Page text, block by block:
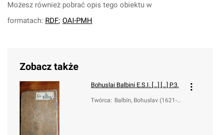
Możesz również pobrać opis tego obiektu w
formatach: RDF; OAI-PMH
Zobacz także
Bohuslai Balbini E.S.I. [...] [...] P.3.
Twórca: Balbín, Bohuslav (1621-1